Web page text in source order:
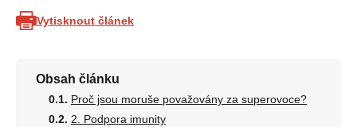
Vytisknout článek
Obsah článku
Proč jsou moruše považovány za superovoce?
2. Podpora imunity